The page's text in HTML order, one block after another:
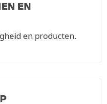
EN
en producten.